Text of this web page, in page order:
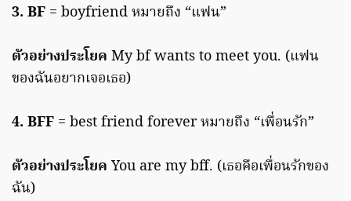
3. BF = boyfriend หมายถึง “แฟน”
ตัวอย่างประโยค My bf wants to meet you. (แฟน
ของฉันอยากเจอเธอ)
4. BFF = best friend forever หมายถึง “เพื่อนรัก”
ตัวอย่างประโยค You are my bff. (เธอคือเพื่อนรักของ
ฉัน)